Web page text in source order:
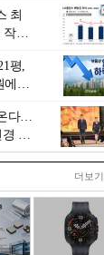
최
작업
평,
다…
넘
더보기